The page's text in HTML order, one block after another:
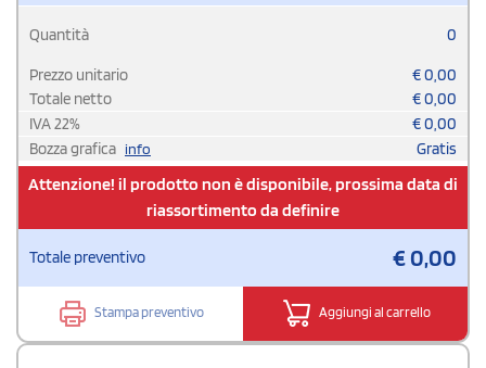
Quantità 0
Prezzo unitario €0,00
Totale netto
€0,00
IVA22% €0,00
Bozza grafica info Gratis
Attenzione! il prodotto non è disponibile, prossima data di
riassortimento da definire
Totale preventivo €0,00
Stampa preventivo Aggiungi al carrello